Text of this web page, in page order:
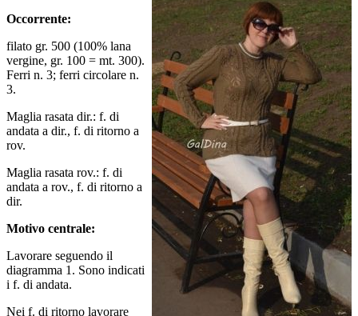
Occorrente:
filato gr. 500 (100% lana
vergine, gr. 100 = mt. 300).
Ferri n. 3; ferri circolare n.
3.
Maglia rasata dir.: f. di
andata a dir., f. di ritorno a
rov.
Maglia rasata rov.: f. di
andata a rov., f. di ritorno a
dir.
Motivo centrale:
Lavorare seguendo il
diagramma 1. Sono indicati
i f. di andata.
Nei f. di ritorno lavorare